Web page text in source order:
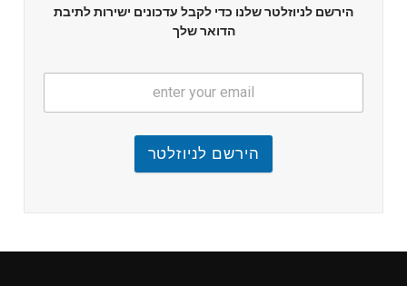
הירשם לניוזלטר שלנו כדי לקבל עדכונים ישירות לתיבת
הדואר שלך
הירשם לניוזלטר